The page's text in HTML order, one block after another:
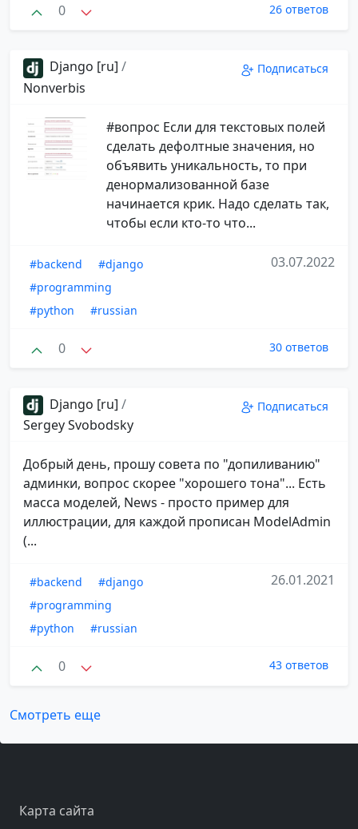
0 26 ответов
Django [ru] /
Nonverbis
Подписаться
#вопрос Если для текстовых полей
сделать дефолтные значения, но
объявить уникальность, то при
денормализованной базе
начинается крик. Надо сделать так,
чтобы если кто-то что...
#backend
#django
#programming
#python
#russian
03.07.2022
0 30 ответов
Django [ru] /
Sergey Svobodsky
Подписаться
Добрый день, прошу совета по "допиливанию"
админки, вопрос скорее "хорошего тона"... Есть
масса моделей, News - просто пример для
иллюстрации, для каждой прописан ModelAdmin
(...
#backend
#django
#programming
#python
#russian
26.01.2021
0 43 ответов
Смотреть еще
Карта сайта